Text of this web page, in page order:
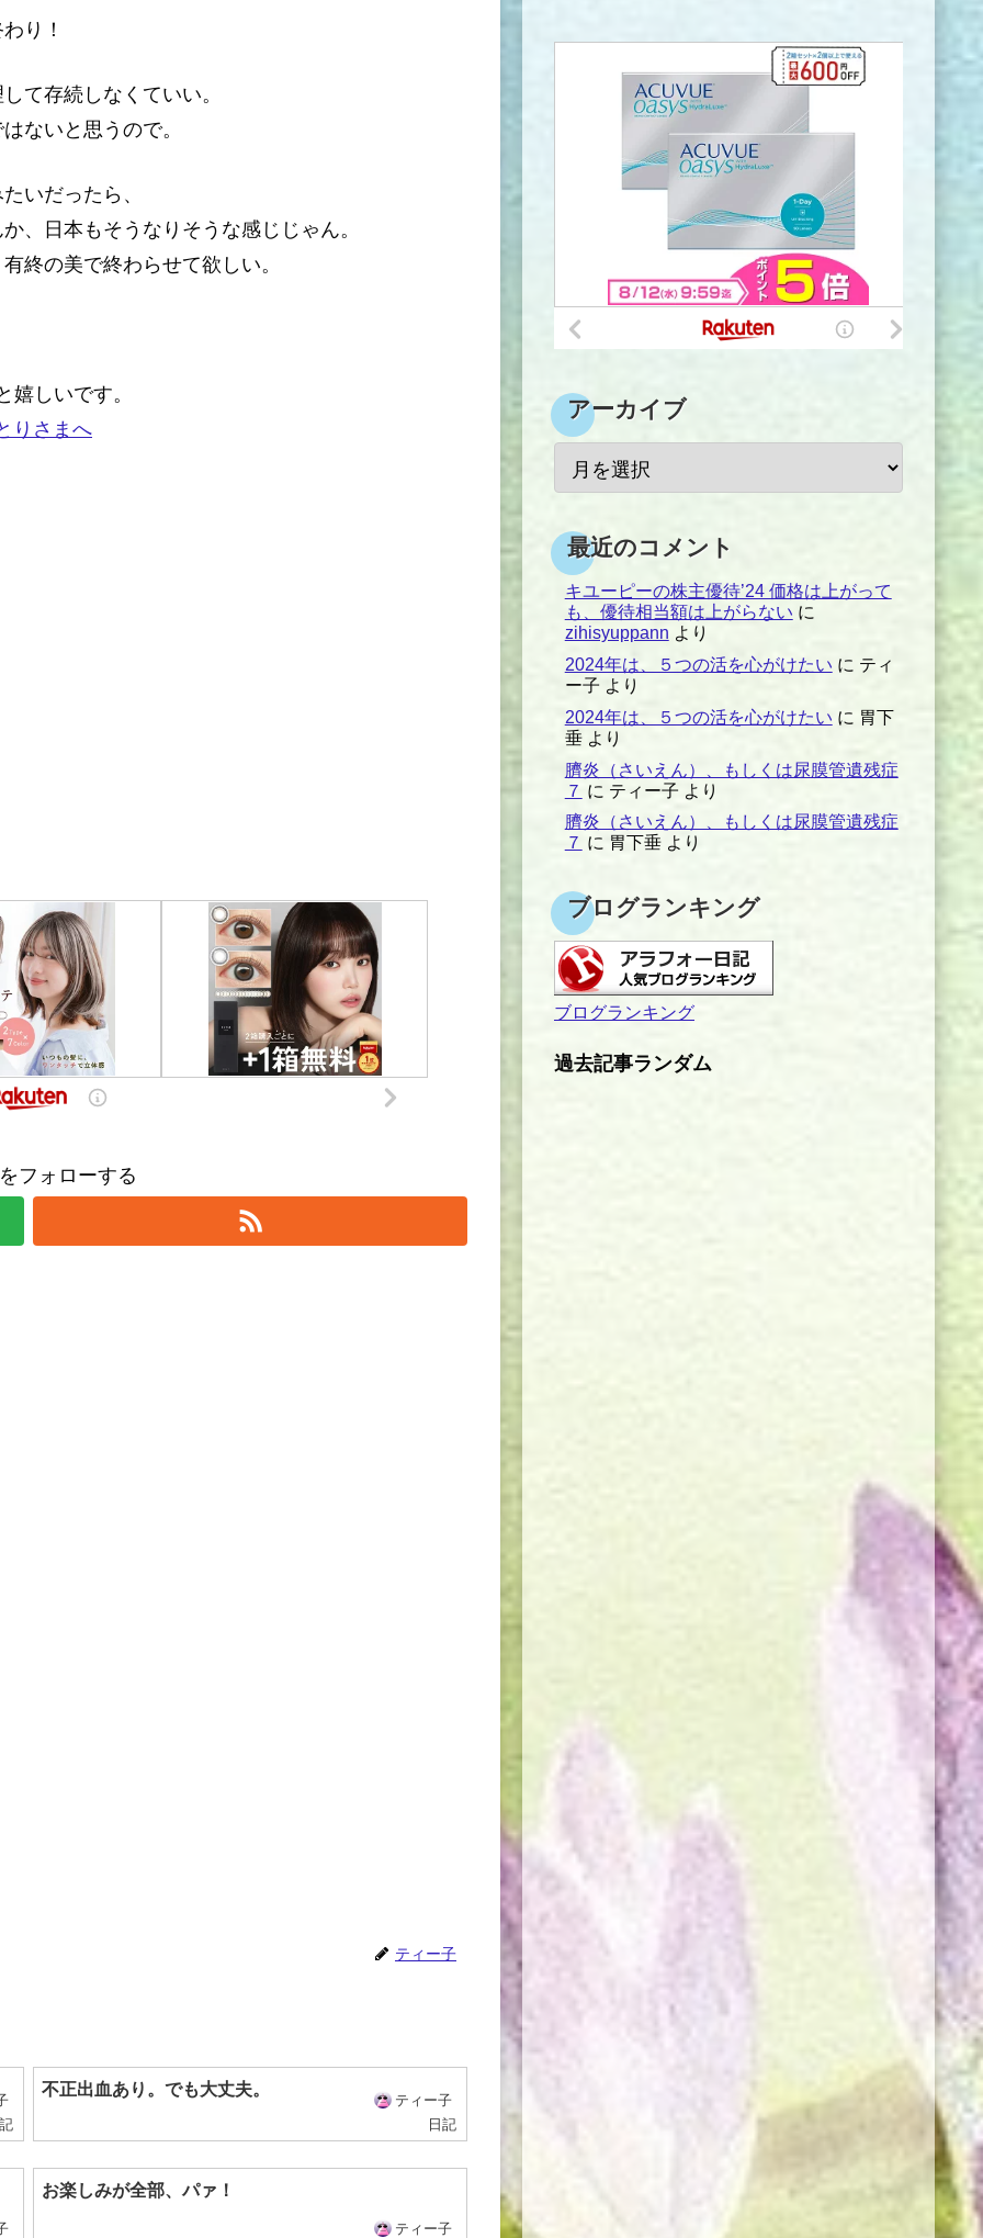
り！
て存続しなくていい。
ないと思うので。
いだったら、
、日本もそうなりそうな感じじゃん。
終の美で終わらせて欲しい。
しいです。
フォローする
ティー子
不正出血あり。でも大丈夫。
ティー子
日記
お楽しみが全部、パァ！
ティー子
アーカイブ
最近のコメント
キユーピーの株主優待’24 価格は上がって
も、優待相当額は上がらない に
zihisyuppann より
2024年は、５つの活を心がけたい に ティ
ー子 より
2024年は、５つの活を心がけたい に 胃下
垂より
臍炎（さいえん）、もしくは尿膜管遺残症
７ に ティー子 より
臍炎（さいえん）、もしくは尿膜管遺残症
７ に 胃下垂より
ブログランキング
ブログランキング
過去記事ランダム